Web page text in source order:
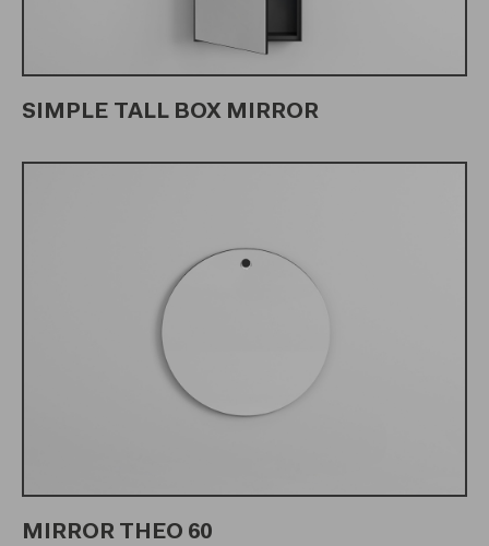
SIMPLE TALL BOX MIRROR
MIRROR THEO 60